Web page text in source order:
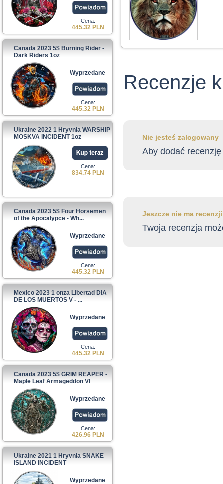
Cena:
445.32 PLN
Canada 2023 5$ Burning Rider -
Dark Riders 1oz
Wyprzedane
Cena:
445.32 PLN
Ukraine 2022 1 Hryvnia WARSHIP
MOSKVA INCIDENT 1oz
Cena:
834.74 PLN
Canada 2023 5$ Four Horsemen
of the Apocalypce - Wh...
Wyprzedane
Cena:
445.32 PLN
Mexico 2023 1 onza Libertad DIA
DE LOS MUERTOS V - ...
Wyprzedane
Cena:
445.32 PLN
Canada 2023 5$ GRIM REAPER -
Maple Leaf Armageddon VI
Wyprzedane
Cena:
426.96 PLN
Ukraine 2021 1 Hryvnia SNAKE
ISLAND INCIDENT
Wyprzedane
Recenzje
Nie jesteś zalogowany
Aby dodać
Jeszcze nie ma
Twoja recenzja